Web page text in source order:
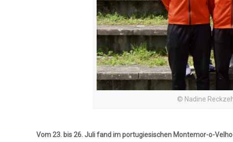
© Nadine
Vom 23. bis 26. Juli fand im portugiesischen Montemor-o-